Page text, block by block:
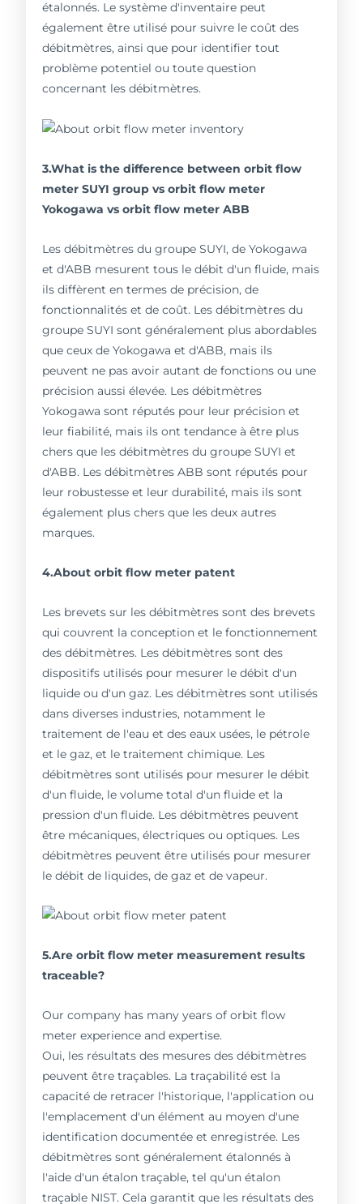
étalonnés. Le système d'inventaire peut
également être utilisé pour suivre le coût des
débitmètres, ainsi que pour identifier tout
problème potentiel ou toute question
concernant les débitmètres.
3.What is the difference between orbit flow
meter SUYI group vs orbit flow meter
Yokogawa vs orbit flow meter ABB
Les débitmètres du groupe SUYI, de Yokogawa
et d'ABB mesurent tous le débit d'un fluide, mais
ils diffèrent en termes de précision, de
fonctionnalités et de coût. Les débitmètres du
groupe SUYI sont généralement plus abordables
que ceux de Yokogawa et d'ABB, mais ils
peuvent ne pas avoir autant de fonctions ou une
précision aussi élevée. Les débitmètres
Yokogawa sont réputés pour leur précision et
leur fiabilité, mais ils ont tendance à être plus
chers que les débitmètres du groupe SUYI et
d'ABB. Les débitmètres ABB sont réputés pour
leur robustesse et leur durabilité, mais ils sont
également plus chers que les deux autres
marques.
4.About orbit flow meter patent
Les brevets sur les débitmètres sont des brevets
qui couvrent la conception et le fonctionnement
des débitmètres. Les débitmètres sont des
dispositifs utilisés pour mesurer le débit d'un
liquide ou d'un gaz. Les débitmètres sont utilisés
dans diverses industries, notamment le
traitement de l'eau et des eaux usées, le pétrole
et le gaz, et le traitement chimique. Les
débitmètres sont utilisés pour mesurer le débit
d'un fluide, le volume total d'un fluide et la
pression d'un fluide. Les débitmètres peuvent
être mécaniques, électriques ou optiques. Les
débitmètres peuvent être utilisés pour mesurer
le débit de liquides, de gaz et de vapeur.
5.Are orbit flow meter measurement results
traceable?
Our company has many years of orbit flow
meter experience and expertise.
Oui, les résultats des mesures des débitmètres
peuvent être traçables. La traçabilité est la
capacité de retracer l'historique, l'application ou
l'emplacement d'un élément au moyen d'une
identification documentée et enregistrée. Les
débitmètres sont généralement étalonnés à
l'aide d'un étalon traçable, tel qu'un étalon
traçable NIST. Cela garantit que les résultats des